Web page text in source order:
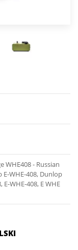
WHE408 - Russian
WHE-408, Dunlop
E-WHE-408, E WHE